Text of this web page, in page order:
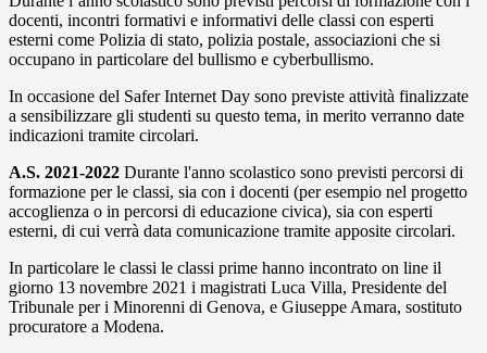
docenti, incontri formativi e informativi delle classi con esperti
esterni come Polizia di stato, polizia postale, associazioni che si
occupano in particolare del bullismo e cyberbullismo.
In occasione del Safer Internet Day sono previste attività finalizzate
a sensibilizzare gli studenti su questo tema, in merito verranno date
indicazioni tramite circolari.
A.S. 2021-2022 Durante l'anno scolastico sono previsti percorsi di
formazione per le classi, sia con i docenti (per esempio nel progetto
accoglienza o in percorsi di educazione civica), sia con esperti
esterni, di cui verrà data comunicazione tramite apposite circolari.
In particolare le classi le classi prime hanno incontrato on line il
giorno 13 novembre 2021 i magistrati Luca Villa, Presidente del
Tribunale per i Minorenni di Genova, e Giuseppe Amara, sostituto
procuratore a Modena.